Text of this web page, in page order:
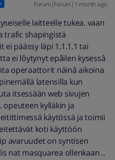
Forum|Forum|1 month ago
laitteelle tukea. vaan
trafic shapingistä
päässy läpi 1.1.1.1 tai
ei lôytynyt epâilen kysessâ
operaattorit näinâ aikoina
latensilla kun
itsessään web sivujen
opeuteen kylläkin ja
käytössä ja toimii
koti käyttöön
avaruudet on syntisen
nat masquarea ollenkaan ..